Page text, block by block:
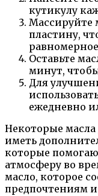
кутикулу
Массируйте
пластину,
Оставьте
минут,
Для
ежедневно
Некоторые
иметь
которые
атмосферу во
масло, которое
предпочтениям